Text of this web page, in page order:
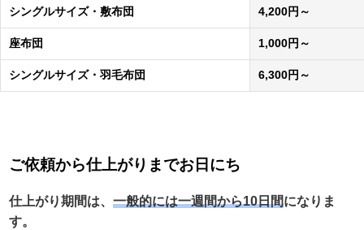
シングルサイズ・敷布団 4,200 円～
座布団 1,000 円～
シングルサイズ・羽毛布団 6,300 円～
ご依頼から仕上がりまでお日にち
仕上がり期間は、一般的には一週間から10日間になりま
す。